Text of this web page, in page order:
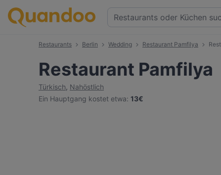
Restaurants Berlin Wedding Restaurant Pamfilya
Restaurant Pamfilya
Türkisch, Nahöstlich
Ein Hauptgang kostet etwa: 13€